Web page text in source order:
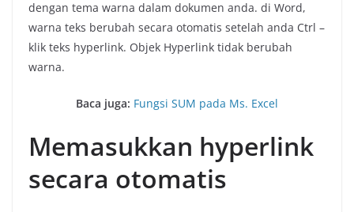
dengan tema warna dalam dokumen anda. di Word,
warna teks berubah secara otomatis setelah anda Ctrl –
klik teks hyperlink. Objek Hyperlink tidak berubah
warna.
Baca juga: Fungsi SUM pada Ms. Excel
Memasukkan hyperlink
secara otomatis